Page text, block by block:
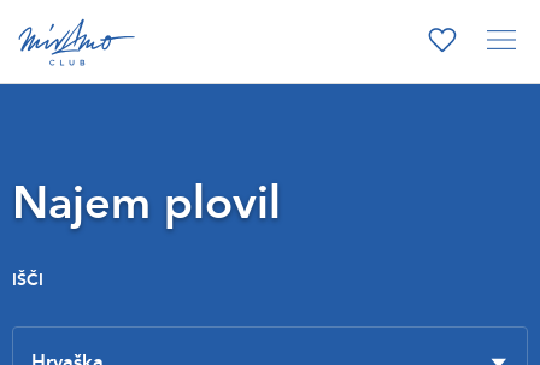
Najem plovil
IŠČI